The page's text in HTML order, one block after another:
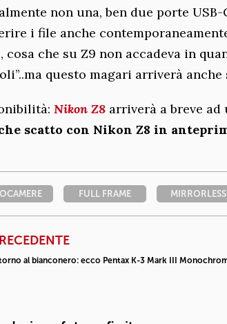
non una, ben due porte
i file anche
cosa che su Z9 non accadeva in
questo magari arriverà
Nikon Z8 arriverà a breve
scatto con Nikon Z8 in
FULL FRAME MIRRORLESS
al bianconero: ecco Pentax K-3 Mark III